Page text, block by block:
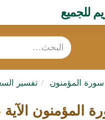
للجميع
سورة المؤمنون تفسير
الآية 6 تفسير السعدي